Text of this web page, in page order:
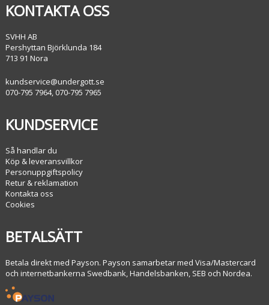
KONTAKTA OSS
SVHH AB
Pershyttan Björklunda 184
713 91 Nora
kundservice@undergott.se
070-795 7964, 070-795 7965
KUNDSERVICE
Så handlar du
Köp & leveransvillkor
Personuppgiftspolicy
Retur & reklamation
Kontakta oss
Cookies
BETALSÄTT
Betala direkt med Payson. Payson samarbetar med Visa/Mastercard
och internetbankerna Swedbank, Handelsbanken, SEB och Nordea.